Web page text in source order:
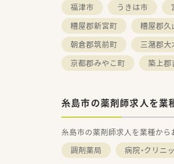
福津市
うきは市
糟屋郡新宮町
糟屋郡久
朝倉郡筑前町
三潴郡大
京都郡みやこ町
築上郡
糸島市の薬剤師求人を業
糸島市の薬剤師求人を業種から
調剤薬局
病院・クリニ